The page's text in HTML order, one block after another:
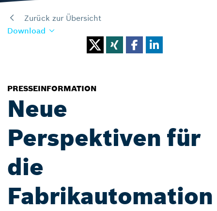
Zurück zur Übersicht
Download
PRESSEINFORMATION
Neue
Perspektiven für
die
Fabrikautomation